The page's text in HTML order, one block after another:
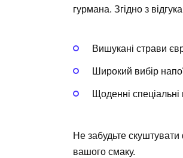
гурмана. Згідно з
Вишукані страви
Широкий вибір
Щоденні спеціальні
Не забудьте
вашого смаку.